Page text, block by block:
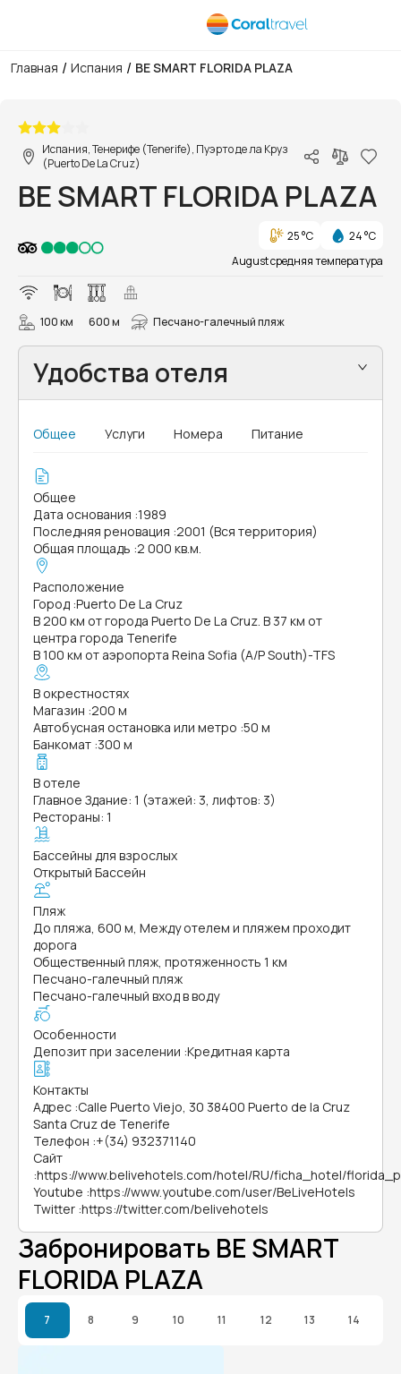
Главная / Испания / BE SMART FLORIDA PLAZA
Испания, Тенерифе (Tenerife), Пуэрто де ла Круз
(Puerto De La Cruz)
BE SMART FLORIDA PLAZA
25 °C
24 °C
August средняя температура
100 км 600 м Песчано-галечный пляж
Удобства отеля
Общее Услуги Номера Питание
Общее
Дата основания :1989
Последняя реновация :2001 (Вся территория)
Общая площадь :2 000 кв.м.
Расположение
Город :Puerto De La Cruz
В 200 км от города Puerto De La Cruz. В 37 км от
центра города Tenerife
В 100 км от аэропорта Reina Sofia (A/P South)-TFS
В окрестностях
Магазин :200 м
Автобусная остановка или метро :50 м
Банкомат :300 м
В отеле
Главное Здание: 1 (этажей: 3, лифтов: 3)
Рестораны: 1
Бассейны для взрослых
Открытый Бассейн
Пляж
До пляжа, 600 м, Между отелем и пляжем проходит
дорога
Общественный пляж, протяженность 1 км
Песчано-галечный пляж
Песчано-галечный вход в воду
Особенности
Депозит при заселении :Кредитная карта
Контакты
Адрес :Calle Puerto Viejo, 30 38400 Puerto de la Cruz
Santa Cruz de Tenerife
Телефон :+(34) 932371140
Сайт
:https://www.belivehotels.com/hotel/RU/ficha_hotel/
Youtube :https://www.youtube.com/user/BeLiveHotels
Twitter :https://twitter.com/belivehotels
Забронировать BE SMART
FLORIDA PLAZA
7 8 9 10 11 12 13 14